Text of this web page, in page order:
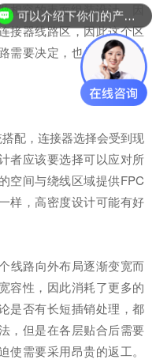
相容的表面组装设计。因
接器线路区，因此这个区
需要决定，也是配置序列
配，连接器选择会受到现
者应该要选择可以应对所
空间与绕线区域提供FPC
样，高密度设计可能有好
线路向外布局逐渐变宽而
容性，因此消耗了更多的
是否有长短插销处理，都
，但是在各层贴合后需要
需要采用昂贵的返工。
可以介绍下你们的产品么？